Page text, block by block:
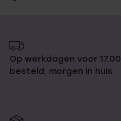
Op werkdagen voor 17.00
besteld, morgen in huis